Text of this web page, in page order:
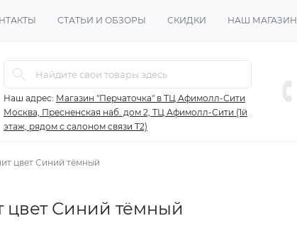
СТАТЬИ И ОБЗОРЫ СКИДКИ НАШ МАГАЗИН
Наш адрес: Магазин "Перчаточка" в ТЦ Афимолл-Сити
Москва, Пресненская наб. дом 2, ТЦ Афимолл-Сити (1й
этаж, рядом с салоном связи Т2)
цвет Синий тёмный
цвет Синий тёмный